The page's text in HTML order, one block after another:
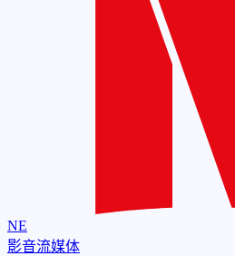
NE
影音流媒体